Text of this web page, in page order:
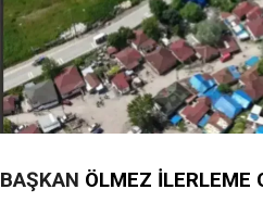
BAŞKAN ÖLMEZ İLERLEME